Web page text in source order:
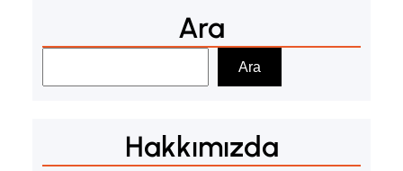
Ara
r
Ara
Hakkımızda